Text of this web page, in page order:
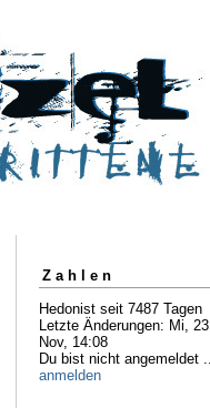
Zahlen
Hedonist seit 7487 Tagen
Letzte Änderungen: Mi, 23.
Nov, 14:08
Du bist nicht angemeldet ...
anmelden